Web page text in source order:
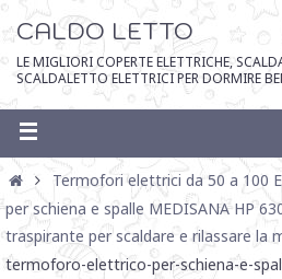
CALDO LETTO
LE MIGLIORI COPERTE ELETTRICHE,
SCALDALETTO ELETTRICI PER DORMIRE
Termofori elettrici da 50 a 100
per schiena e spalle MEDISANA HP
traspirante per scaldare e rilassare la
termoforo-elettrico-per-schiena-e-